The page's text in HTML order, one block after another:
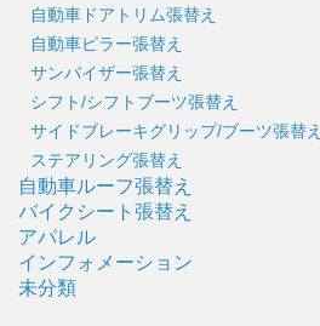
自動車ドアトリム張替え
自動車ピラー張替え
サンバイザー張替え
シフト/シフトブーツ張替え
サイドブレーキグリップ/ブーツ張替え
ステアリング張替え
自動車ルーフ張替え
バイクシート張替え
アパレル
インフォメーション
未分類